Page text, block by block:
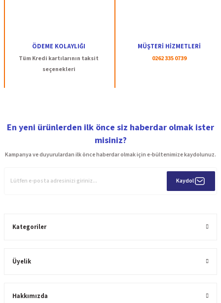
ÖDEME KOLAYLIĞI
Tüm Kredi kartılarının taksit
seçenekleri
MÜŞTERİ HİZMETLERİ
0262 335 0739
En yeni ürünlerden ilk önce siz haberdar olmak ister
misiniz?
Kampanya ve duyurulardan ilk önce haberdar olmak için e-bültenimize kaydolunuz.
Kaydol
Kategoriler
Üyelik
Hakkımızda